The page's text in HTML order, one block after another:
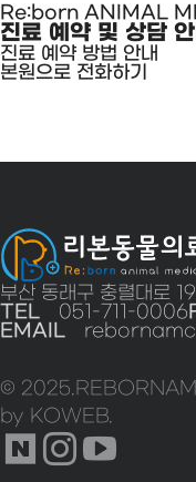
Re:born ANIMAL
진료 예약 및 상담 안
진료 예약 방법 안내
본원으로 전화하기
부산 동래구 충렬대로
TEL
051-711-0006
EMAIL
©
by KOWEB.